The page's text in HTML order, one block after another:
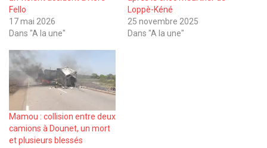
Fello
17 mai 2026
Dans "A la une"
Loppè-Kéné
25 novembre 2025
Dans "A la une"
Mamou : collision entre deux
camions à Dounet, un mort
et plusieurs blessés